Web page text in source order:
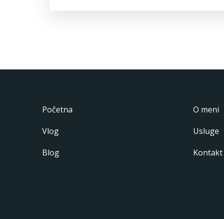
Početna
Vlog
Blog
O meni
Usluge
Kontakt